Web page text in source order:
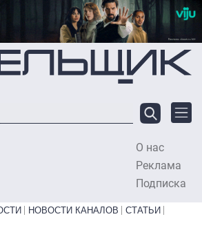
содержанию
О нас
Реклама
Подписка
НОВОСТИ КАНАЛОВ
СТАТЬИ